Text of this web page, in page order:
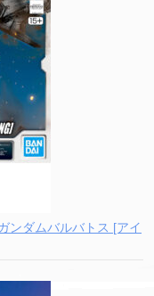
ンダムバルバトス [アイ